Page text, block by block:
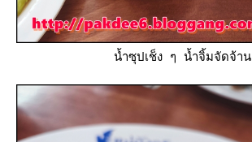
น้ำซุปเช็ง ๆ น้ำจิ้มจัดจ้าน